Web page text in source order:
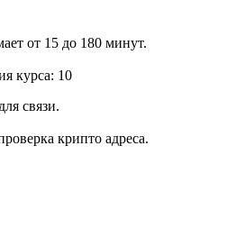
от 15 до 180 минут.
курса: 10
связи.
крипто адреса.